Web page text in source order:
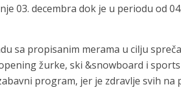
03. decembra dok je u periodu od
sa propisanim merama u cilju
žurke, ski &snowboard i
program, jer je zdravlje svih na